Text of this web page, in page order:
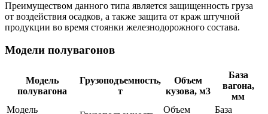
Преимуществом данного типа является защищенность груза
от воздействия осадков, а также защита от краж штучной
продукции во время стоянки железнодорожного состава.
Модели полувагонов
Модель
полувагона
Грузоподъемность,
т
Объем
кузова, м3
База
вагона,
мм